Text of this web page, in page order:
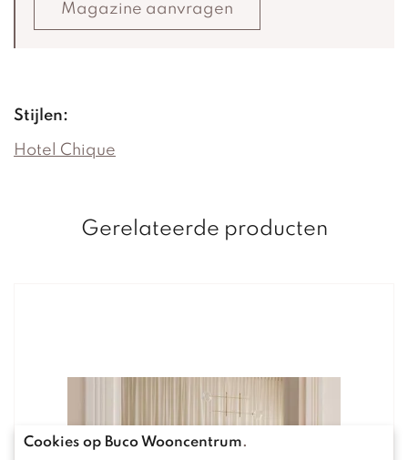
Magazine aanvragen
Stijlen:
Hotel Chique
Gerelateerde producten
Cookies op Buco Wooncentrum.